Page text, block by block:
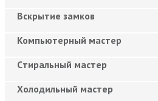
Вскрытие замков
Компьютерный мастер
Cтиральный мастер
Холодильный мастер